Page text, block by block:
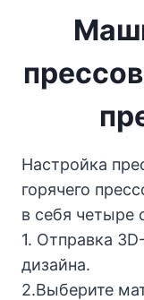
Настройка
горячего
в себя четыре
1. Отправка
дизайна.
2.Выберите